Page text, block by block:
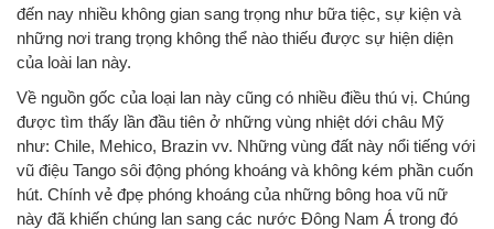
đến nay nhiều không gian sang trọng như bữa tiệc, sự kiện và
những nơi trang trọng không thể nào thiếu được sự hiện diện
của loài lan này.
Về nguồn gốc của loại lan này cũng có nhiều điều thú vị. Chúng
được tìm thấy lần đầu tiên ở những vùng nhiệt dới châu Mỹ
như: Chile, Mehico, Brazin vv. Những vùng đất này nổi tiếng với
vũ điệu Tango sôi động phóng khoáng và không kém phần cuốn
hút. Chính vẻ đpẹ phóng khoáng của những bông hoa vũ nữ
này đã khiến chúng lan sang các nước Đông Nam Á trong đó